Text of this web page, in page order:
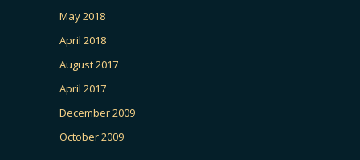
May 2018
April 2018
August 2017
April 2017
December 2009
October 2009